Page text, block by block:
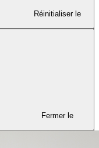
Réinitialiser le
Fermer le